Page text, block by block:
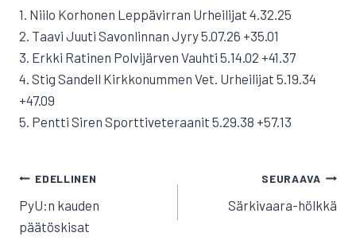
1. Niilo Korhonen Leppävirran Urheilijat 4.32.25
2. Taavi Juuti Savonlinnan Jyry 5.07.26 +35.01
3. Erkki Ratinen Polvijärven Vauhti 5.14.02 +41.37
4. Stig Sandell Kirkkonummen Vet. Urheilijat 5.19.34
+47.09
5. Pentti Siren Sporttiveteraanit 5.29.38 +57.13
ARTIKKELIEN
SELAUS
EDELLINEN
PyU:n kauden
päätöskisat
SEURAAVA
Särkivaara-hölkkä